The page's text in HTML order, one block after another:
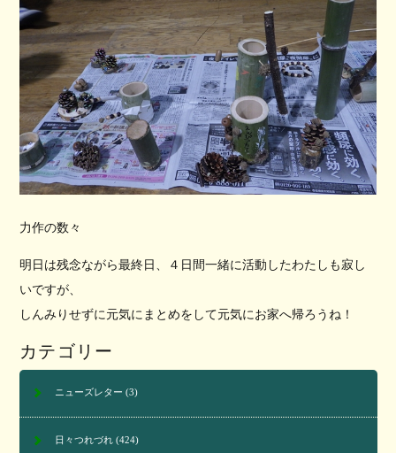
力作の数々
明日は残念ながら最終日、４日間一緒に活動したわたしも寂し
いですが、
しんみりせずに元気にまとめをして元気にお家へ帰ろうね！
カテゴリー
ニューズレター (3)
日々つれづれ(424)